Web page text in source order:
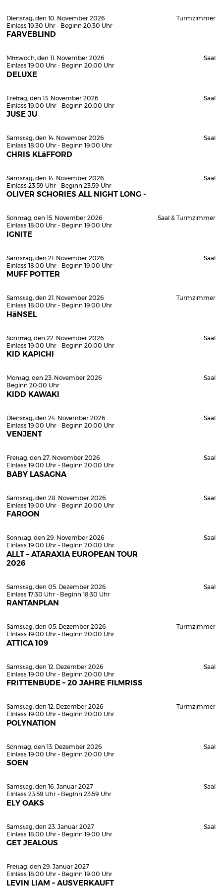
Dienstag, den 10. November 2026
Einlass 19:30 Uhr - Beginn 20:30 Uhr
FARVEBLIND
Turmzimmer
Mittwoch, den 11. November 2026
Einlass 19:00 Uhr - Beginn 20:00 Uhr
DELUXE
Saal
Freitag, den 13. November 2026
Einlass 19:00 Uhr - Beginn 20:00 Uhr
JUSE JU
Saal
Samstag, den 14. November 2026
Einlass 18:00 Uhr - Beginn 19:00 Uhr
CHRIS KLäFFORD
Saal
Samstag, den 14. November 2026
Einlass 23:59 Uhr - Beginn 23:59 Uhr
OLIVER SCHORIES ALL NIGHT LONG -
Saal
Sonntag, den 15. November 2026
Einlass 18:00 Uhr - Beginn 19:00 Uhr
IGNITE
Saal & Turmzimmer
Samstag, den 21. November 2026
Einlass 18:00 Uhr - Beginn 19:00 Uhr
MUFF POTTER
Saal
Samstag, den 21. November 2026
Einlass 18:00 Uhr - Beginn 19:00 Uhr
HäNSEL
Turmzimmer
Sonntag, den 22. November 2026
Einlass 19:00 Uhr - Beginn 20:00 Uhr
KID KAPICHI
Saal
Montag, den 23. November 2026
Beginn 20:00 Uhr
KIDD KAWAKI
Saal
Dienstag, den 24. November 2026
Einlass 19:00 Uhr - Beginn 20:00 Uhr
VENJENT
Saal
Freitag, den 27. November 2026
Einlass 19:00 Uhr - Beginn 20:00 Uhr
BABY LASAGNA
Saal
Samstag, den 28. November 2026
Einlass 19:00 Uhr - Beginn 20:00 Uhr
FAROON
Saal
Sonntag, den 29. November 2026
Einlass 19:00 Uhr - Beginn 20:00 Uhr
ALLT – ATARAXIA EUROPEAN TOUR
2026
Saal
Samstag, den 05. Dezember 2026
Einlass 17:30 Uhr - Beginn 18:30 Uhr
RANTANPLAN
Saal
Samstag, den 05. Dezember 2026
Einlass 19:00 Uhr - Beginn 20:00 Uhr
ATTICA 109
Turmzimmer
Samstag, den 12. Dezember 2026
Einlass 19:00 Uhr - Beginn 20:00 Uhr
FRITTENBUDE – 20 JAHRE FILMRISS
Saal
Samstag, den 12. Dezember 2026
Einlass 19:00 Uhr - Beginn 20:00 Uhr
POLYNATION
Turmzimmer
Sonntag, den 13. Dezember 2026
Einlass 19:00 Uhr - Beginn 20:00 Uhr
SOEN
Saal
Samstag, den 16. Januar 2027
Einlass 23:59 Uhr - Beginn 23:59 Uhr
ELY OAKS
Saal
Samstag, den 23. Januar 2027
Einlass 18:00 Uhr - Beginn 19:00 Uhr
GET JEALOUS
Saal
Freitag, den 29. Januar 2027
Einlass 18:00 Uhr - Beginn 19:00 Uhr
LEVIN LIAM – AUSVERKAUFT